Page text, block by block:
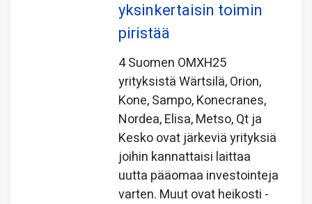
yksinkertaisin toimin
piristää
4 Suomen OMXH25
yrityksistä Wärtsilä, Orion,
Kone, Sampo, Konecranes,
Nordea, Elisa, Metso, Qt ja
Kesko ovat järkeviä yrityksiä
joihin kannattaisi laittaa
uutta pääomaa investointeja
varten. Muut ovat heikosti -